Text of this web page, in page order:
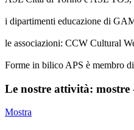
i dipartimenti educazione di
le associazioni: CCW Cultural
Forme in bilico APS è membro
Le nostre attività:
Mostra